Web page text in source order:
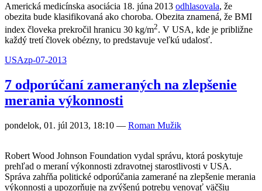
Americká medicínska asociácia 18. júna 2013 odhlasovala, že
obezita bude klasifikovaná ako choroba. Obezita znamená, že BMI
index človeka prekročil hranicu 30 kg/m2. V USA, kde je približne
každý tretí človek obézny, to predstavuje veľkú udalosť.
USAzp-07-2013
7 odporúčaní zameraných na zlepšenie
merania výkonnosti
pondelok, 01. júl 2013, 18:10 — Roman Mužik
Robert Wood Johnson Foundation vydal správu, ktorá poskytuje
prehľad o meraní výkonnosti zdravotnej starostlivosti v USA.
Správa zahŕňa politické odporúčania zamerané na zlepšenie merania
výkonnosti a upozorňuje na zvýšenú potrebu venovať väčšiu